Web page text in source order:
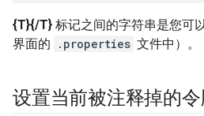
{T}{/T} 标记之间的字符串是您可
界面的
.properties 文件中）。
设置当前被注释掉的